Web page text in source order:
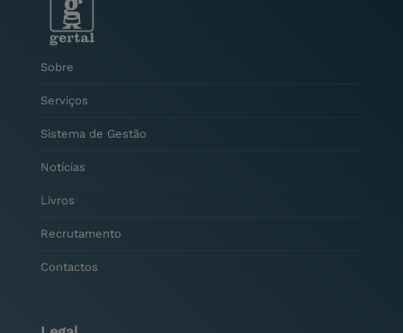
Sobre
Serviços
Sistema de Gestão
Notícias
Livros
Recrutamento
Contactos